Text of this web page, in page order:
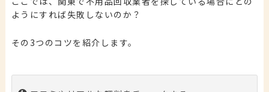
ようにすれば失敗しないのか？
その3つのコツを紹介します。